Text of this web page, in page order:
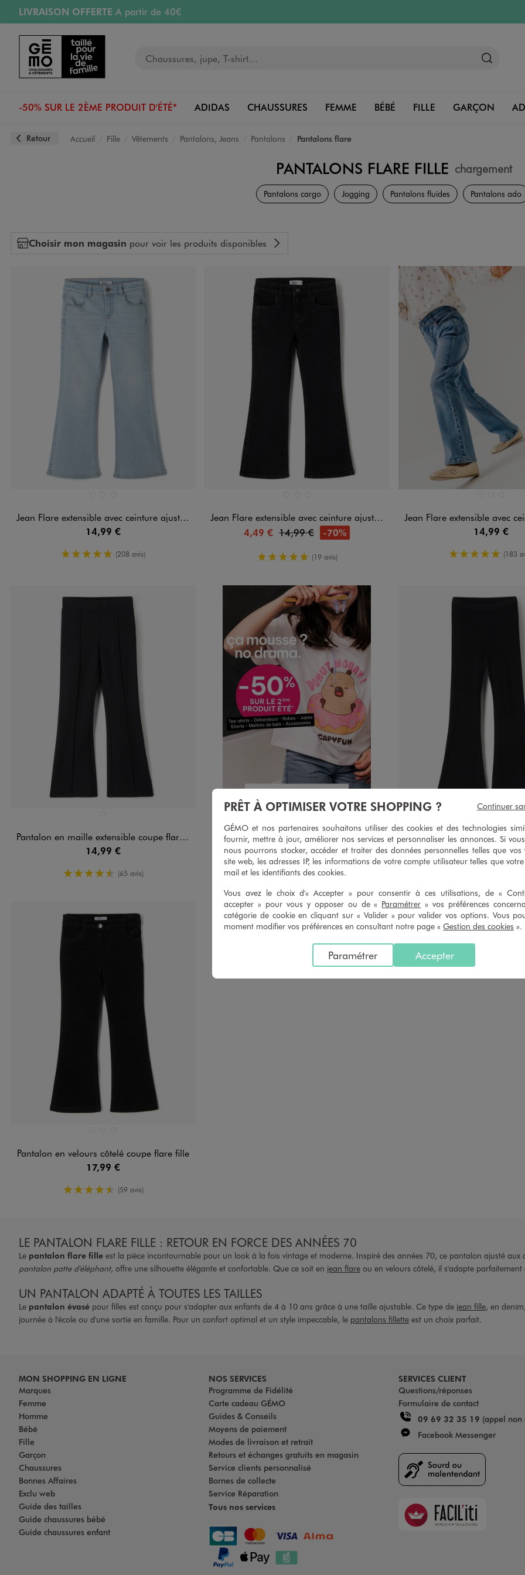
Aller au contenu principal
Aller à la navigation
LIVRAISON OFFERTE A partir de 40€
RETRAIT ET LIVRAISON OFFERTE
PAYEZ EN 3x SANS FRAIS
dès 50€
Retours OFFERTSpendant 30 jours
-50% SUR LE 2ÈME PRODUIT D'ÉTÉ* ADIDAS CHAUSSURES FEMME BÉBÉ FILLE GARÇON
Retour Accueil Fille Vêtements Pantalons, Jeans Pantalons Pantalons flare
PANTALONS FLARE FILLE chargement
Vêtements
Pantalons cargo Jogging Pantalons fluides Pantalons ado
Choisir mon magasin pour voir les produits disponibles
Jean Flare extensible avec ceinture ajustable fille
14,99 €
5/5 de moyenne
(208 avis)
Jean Flare extensible avec ceinture ajustable fille
4,49 € 14,99 €
-70%
5/5 de moyenne
(19 avis)
Jean Flare extensible avec
14,99 €
5/5 de
(183
Pantalon en maille extensible coupe flare fille
14,99 €
4.5/5 de moyenne
(65 avis)
Pantalon en maille côtelée
12,99 €
Pantalon en velours côtelé coupe flare fille
17,99 €
4.5/5 de moyenne
(59 avis)
LE PANTALON FLARE FILLE : RETOUR EN FORCE DES ANNÉES 70
Le pantalon flare fille est la pièce incontournable pour un look à la fois vintage et moderne. Inspiré des années 70, ce pantalon ajusté
pantalon patte d'éléphant, offre une silhouette élégante et confortable. Que ce soit en jean flare ou en velours côtelé, il s'adapte
UN PANTALON ADAPTÉ À TOUTES LES TAILLES
Le pantalon évasé pour filles est conçu pour s'adapter aux enfants de 4 à 10 ans grâce à une taille ajustable. Ce type de jean fille, en
journée à l'école ou d'une sortie en famille. Pour un confort optimal et un style impeccable, le pantalons fillette est un choix parfait.
MON SHOPPING EN LIGNE
Marques
Femme
Homme
Bébé
Fille
Garçon
Chaussures
Bonnes Affaires
Exclu web
Guide des tailles
Guide chaussures bébé
Guide chaussures enfant
NOS SERVICES
Programme de Fidélité
Carte cadeau GÉMO
Guides & Conseils
Moyens de paiement
Modes de livraison et retrait
Retours et échanges gratuits en magasin
Service clients personnalisé
Bornes de collecte
Service Réparation
Tous nos services
SERVICES CLIENT
Questions/réponses
Formulaire de contact
09 69 32 35 19 (appel non
Facebook Messenger
Faciliti
PRÊT À OPTIMISER VOTRE SHOPPING ?
GÉMO et nos partenaires souhaitons utiliser des cookies et des technologies
fournir, mettre à jour, améliorer nos services et personnaliser les annonces. Si
nous pourrons stocker, accéder et traiter des données personnelles telles que vos
site web, les adresses IP, les informations de votre compte utilisateur telles que
mail et les identifiants des cookies.
Vous avez le choix d'« Accepter » pour consentir à ces utilisations, de «
accepter » pour vous y opposer ou de « Paramétrer » vos préférences
catégorie de cookie en cliquant sur « Valider » pour valider vos options. Vous
moment modifier vos préférences en consultant notre page « Gestion des cookies ».
Accepter
Paramétrer
Continuer